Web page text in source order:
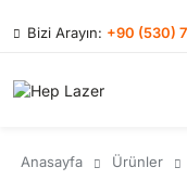
Bizi Arayın: +90 (530)
Anasayfa Ürünler